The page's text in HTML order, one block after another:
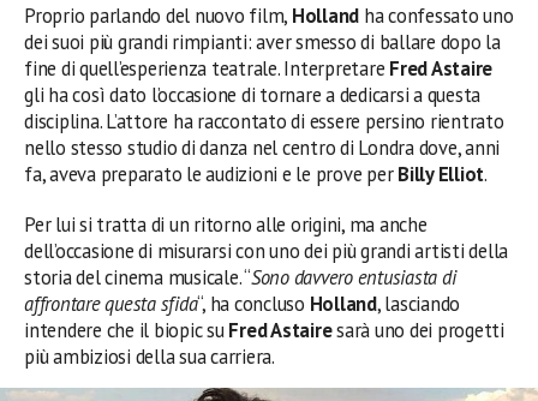
Proprio parlando del nuovo film, Holland ha confessato uno
dei suoi più grandi rimpianti: aver smesso di ballare dopo la
fine di quell’esperienza teatrale. Interpretare Fred Astaire
gli ha così dato l’occasione di tornare a dedicarsi a questa
disciplina. L’attore ha raccontato di essere persino rientrato
nello stesso studio di danza nel centro di Londra dove, anni
fa, aveva preparato le audizioni e le prove perBilly Elliot.
Per lui si tratta di un ritorno alle origini, ma anche
dell’occasione di misurarsi con uno dei più grandi artisti della
storia del cinema musicale. “Sono davvero entusiasta di
affrontare questa sfida“, ha concluso Holland, lasciando
intendere che il biopic suFred Astairesarà uno dei progetti
più ambiziosi della sua carriera.